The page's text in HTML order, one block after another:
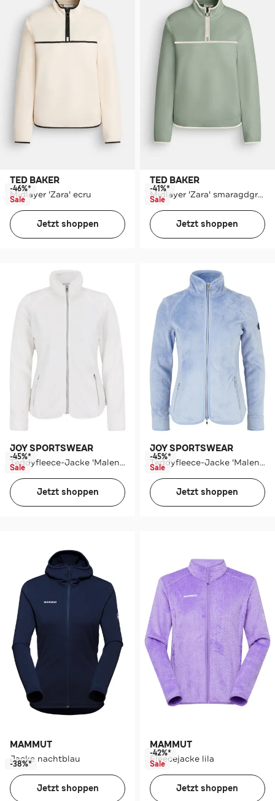
TED BAKER
Midlayer 'Zara' ecru
-46%*
Sale
Jetzt shoppen
TED BAKER
Midlayer 'Zara' smaragdgrün
-41%*
Sale
Jetzt shoppen
JOY SPORTSWEAR
Teddyfleece-Jacke 'Malena' weiß
-45%*
Sale
Jetzt shoppen
JOY SPORTSWEAR
Teddyfleece-Jacke 'Malena' hellblau
-45%*
Sale
Jetzt shoppen
MAMMUT
Jacke nachtblau
-38%*
Jetzt shoppen
MAMMUT
Fleecejacke lila
-42%*
Sale
Jetzt shoppen